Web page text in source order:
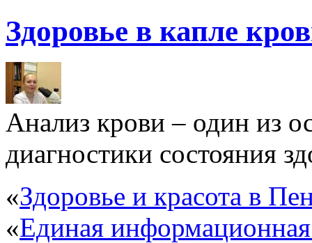
Здоровье в капле
Анализ крови – один из
диагностики состояния
«Здоровье и красота в
«Единая